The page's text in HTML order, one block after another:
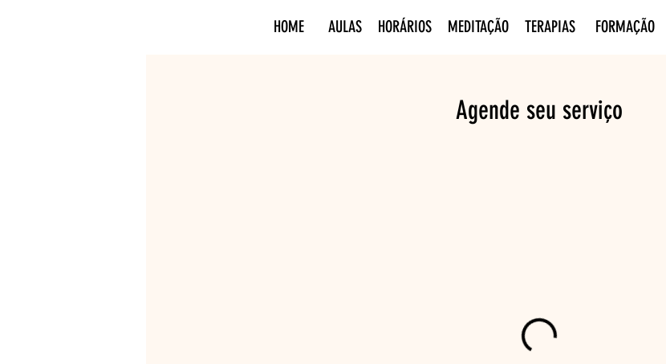
HOME AULAS HORÁRIOS MEDITAÇÃO TERAPIAS FORMAÇÃO
Agende seu serviço